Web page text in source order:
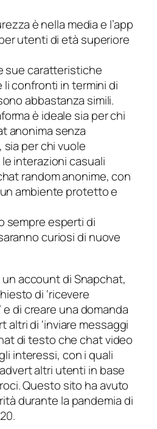
è nella media e l’app
utenti di età superiore
sue caratteristiche
li confronti in termini di
abbastanza simili.
è ideale sia per chi
anonima senza
per chi vuole
interazioni casuali
random anonime, con
ambiente protetto e
sempre esperti di
curiosi di nuove
un account di Snapchat,
di ‘ricevere
e di creare una domanda
altri di ‘inviare messaggi
di testo che chat video
interessi, con i quali
altri utenti in base
Questo sito ha avuto
durante la pandemia di